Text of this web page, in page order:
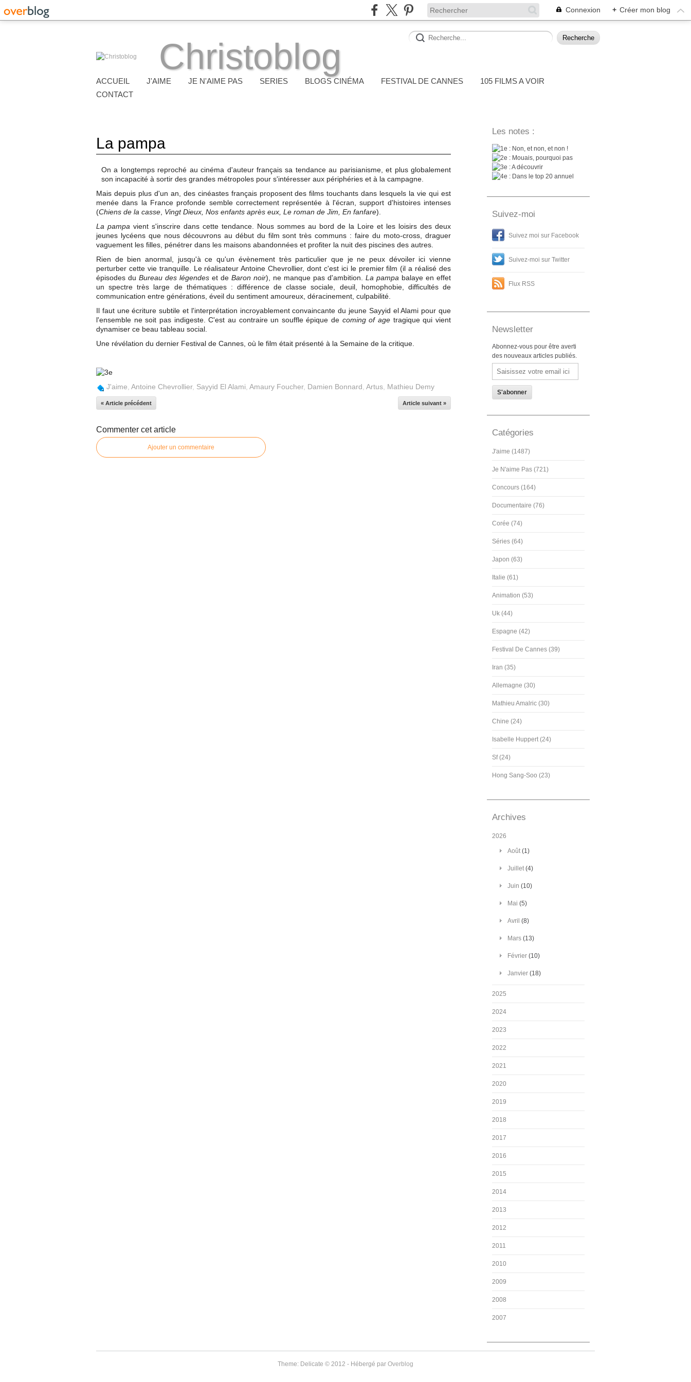
Connexion + Créer mon blog
Christoblog
ACCUEIL J'AIME JE N'AIME PAS SERIES BLOGS CINÉMA FESTIVAL DE CANNES
105 FILMS A VOIR
CONTACT
La pampa
On a longtemps reproché au cinéma d'auteur français sa tendance au parisianisme, et plus globalement
son incapacité à sortir des grandes métropoles pour s'intéresser aux périphéries et à la campagne.
Mais depuis plus d'un an, des cinéastes français proposent des films touchants dans lesquels la vie qui est
menée dans la France profonde semble correctement représentée à l'écran, support d'histoires intenses
(Chiens de la casse Vingt Dieux, Nos enfants après eux, Le roman de Jim, En fanfare).
La pampa vient s'inscrire dans cette tendance. Nous sommes au bord de la Loire et les loisirs des deux
jeunes lycéens que nous découvrons au début du film sont très communs : faire du moto-cross, draguer
vaguement les filles, pénétrer dans les maisons abandonnées et profiter la nuit des piscines des autres.
Rien de bien anormal, jusqu'à ce qu'un évènement très particulier que je ne peux dévoiler ici vienne
perturber cette vie tranquille. Le réalisateur Antoine Chevrollier, dont c'est ici le premier film (il a réalisé des
épisodes du Bureau des légendes et de Baron noir), ne manque pas d'ambition. La pampa balaye en effet
un spectre très large de thématiques : différence de classe sociale, deuil, homophobie, difficultés de
communication entre générations, éveil du sentiment amoureux, déracinement, culpabilité.
Il faut une écriture subtile et l'interprétation incroyablement convaincante du jeune Sayyid el Alami pour que
l'ensemble ne soit pas indigeste. C'est au contraire un souffle épique de coming of age tragique qui vient
dynamiser ce beau tableau social.
Une révélation du dernier Festival de Cannes, où le film était présenté à la Semaine de la critique.
J'aime Antoine Chevrollier, Sayyid El Alami Amaury Foucher, Damien Bonnard Artus Mathieu Demy
« Article précédent Article suivant »
Commenter cet article
Ajouter un commentaire
Les notes :
: Non, et non, et non !
: Mouais, pourquoi pas
: A découvrir
: Dans le top 20 annuel
Suivez-moi
Suivez moi sur Facebook
Suivez-moi sur Twitter
Flux RSS
Newsletter
Abonnez-vous pour être averti
des nouveaux articles publiés.
Email
Catégories
J'aime (1487)
Je N'aime Pas (721)
Concours (164)
Documentaire (76)
Corée (74)
Séries (64)
Japon (63)
Italie (61)
Animation (53)
Uk (44)
Espagne (42)
Festival De Cannes (39)
Iran (35)
Allemagne (30)
Mathieu Amalric (30)
Chine (24)
Isabelle Huppert (24)
Sf (24)
Hong Sang-Soo (23)
Archives
2026
Août(1)
Juillet(4)
Juin (10)
Mai (5)
Avril (8)
Mars (13)
Février (10)
Janvier (18)
2025
2024
2023
2022
2021
2020
2019
2018
2017
2016
2015
2014
2013
2012
2011
2010
2009
2008
2007
Theme: Delicate © 2012 - Hébergé par Overblog